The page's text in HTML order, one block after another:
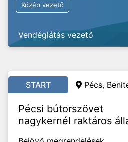
Közép vezető
Vendéglátás vezető
START Pécs,
Pécsi bútorszövet
nagykernél raktáros